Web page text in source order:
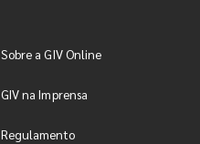
Sobre a GIV Online
GIV na Imprensa
Regulamento